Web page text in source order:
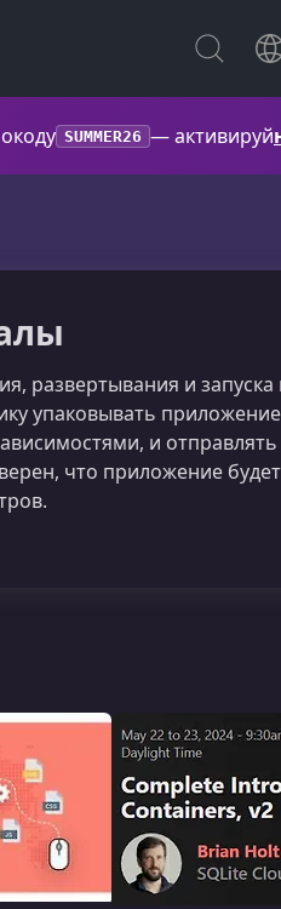
SUMMER26 — активируй
развертывания и
упаковывать
и отправлять
что приложение